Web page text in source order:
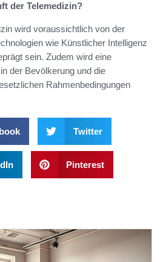
der Telemedizin?
wird voraussichtlich von der
wie Künstlicher Intelligenz
sein. Zudem wird eine
der Bevölkerung und die
Rahmenbedingungen
Twitter
Pinterest